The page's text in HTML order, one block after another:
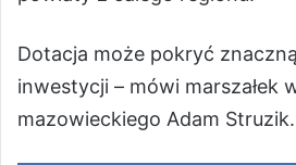
Dotacja może pokryć
inwestycji – mówi marszałek
mazowieckiego Adam Struzik.